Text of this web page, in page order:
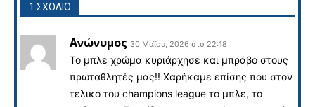
1 ΣΧΟΛΙΟ
Ανώνυμος 30 Μαΐου, 2026 στο 22:18
To μπλε χρώμα κυριάρχησε και μπράβο στους
πρωταθλητές μας!! Χαρήκαμε επίσης που στον
τελικό του champions league το μπλε, το